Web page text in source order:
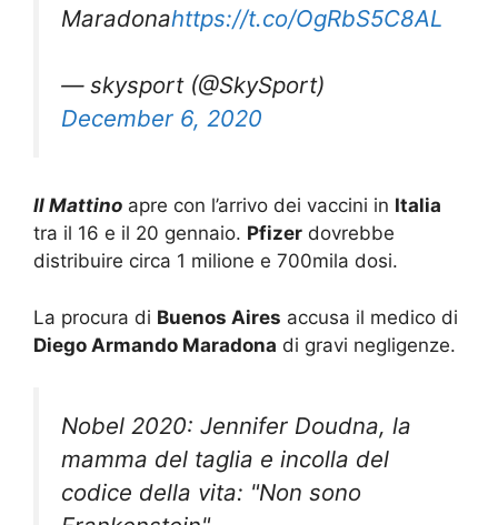
Maradonahttps://t.co/OgRbS5C8AL
— skysport (@SkySport)
December 6, 2020
Il Mattino apre con l’arrivo dei vaccini in Italia
tra il 16 e il 20 gennaio. Pfizer dovrebbe
distribuire circa 1 milione e 700mila dosi.
La procura di Buenos Aires accusa il medico di
Diego Armando Maradona di gravi negligenze.
Nobel 2020: Jennifer Doudna, la
mamma del taglia e incolla del
codice della vita: "Non sono